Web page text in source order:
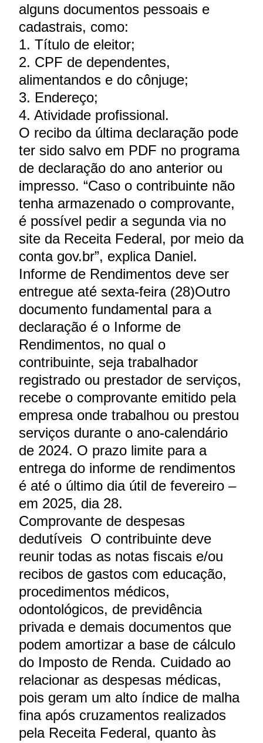
alguns documentos pessoais e
cadastrais, como:
1. Título de eleitor;
2. CPF de dependentes,
alimentandos e do cônjuge;
3. Endereço;
4. Atividade profissional.
O recibo da última declaração pode
ter sido salvo em PDF no programa
de declaração do ano anterior ou
impresso. “Caso o contribuinte não
tenha armazenado o comprovante,
é possível pedir a segunda via no
site da Receita Federal, por meio da
conta gov.br”, explica Daniel.
Informe de Rendimentos deve ser
entregue até sexta-feira (28)Outro
documento fundamental para a
declaração é o Informe de
Rendimentos, no qual o
contribuinte, seja trabalhador
registrado ou prestador de serviços,
recebe o comprovante emitido pela
empresa onde trabalhou ou prestou
serviços durante o ano-calendário
de 2024. O prazo limite para a
entrega do informe de rendimentos
é até o último dia útil de fevereiro –
em 2025, dia 28.
Comprovante de despesas
dedutíveis O contribuinte deve
reunir todas as notas fiscais e/ou
recibos de gastos com educação,
procedimentos médicos,
odontológicos, de previdência
privada e demais documentos que
podem amortizar a base de cálculo
do Imposto de Renda. Cuidado ao
relacionar as despesas médicas,
pois geram um alto índice de malha
fina após cruzamentos realizados
pela Receita Federal, quanto às